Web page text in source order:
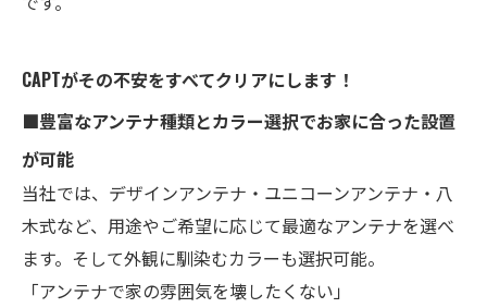
CAPTがその不安をすべてクリアにします！
■豊富なアンテナ種類とカラー選択でお家に合った設置
が可能
当社では、デザインアンテナ・ユニコーンアンテナ・八
木式など、用途やご希望に応じて最適なアンテナを選べ
ます。そして外観に馴染むカラーも選択可能。
「アンテナで家の雰囲気を壊したくない」